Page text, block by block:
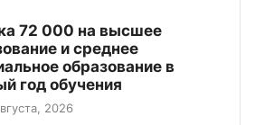
72 000 на высшее
и среднее
образование в
год обучения
2026